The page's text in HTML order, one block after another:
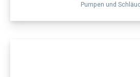
Pumpen und